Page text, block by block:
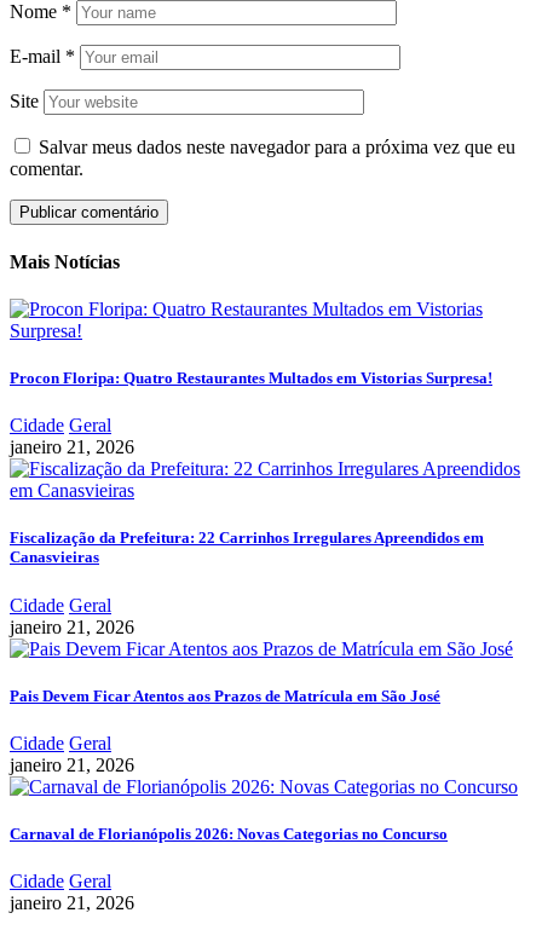
Nome *
E-mail *
Site
Salvar meus dados neste navegador para a próxima vez que eu
comentar.
Mais Notícias
Procon Floripa: Quatro Restaurantes Multados em Vistorias Surpresa!
Cidade Geral
janeiro 21, 2026
Fiscalização da Prefeitura: 22 Carrinhos Irregulares Apreendidos em
Canasvieiras
Cidade Geral
janeiro 21, 2026
Pais Devem Ficar Atentos aos Prazos de Matrícula em São José
Cidade Geral
janeiro 21, 2026
Carnaval de Florianópolis 2026: Novas Categorias no Concurso
Cidade Geral
janeiro 21, 2026